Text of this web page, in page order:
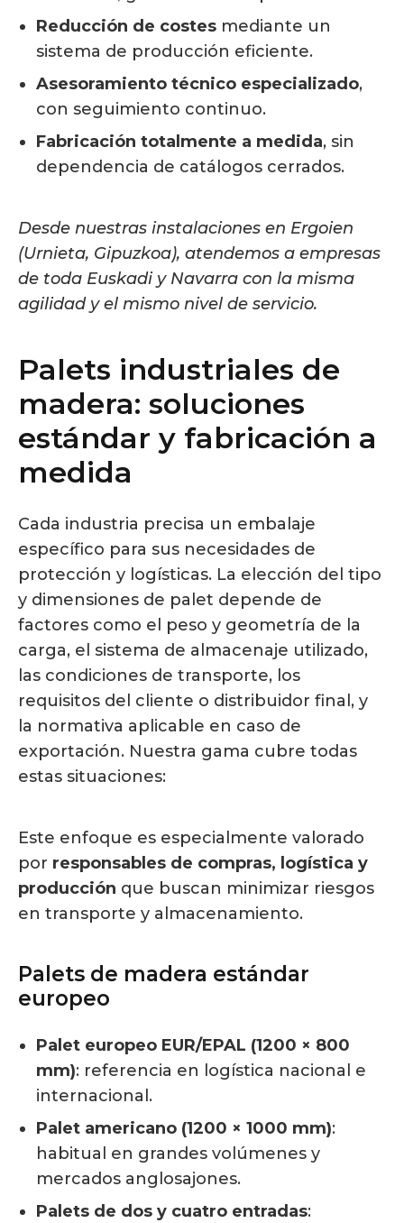
Reducción de costes mediante un
sistema de producción eficiente.
Asesoramiento técnico especializado,
con seguimiento continuo.
Fabricación totalmente a medida, sin
dependencia de catálogos cerrados.
Desde nuestras instalaciones en Ergoien
(Urnieta, Gipuzkoa), atendemos a empresas
de toda Euskadi y Navarra con la misma
agilidad y el mismo nivel de servicio.
Palets industriales de
madera: soluciones
estándar y fabricación a
medida
Cada industria precisa un embalaje
específico para sus necesidades de
protección y logísticas. La elección del tipo
y dimensiones de palet depende de
factores como el peso y geometría de la
carga, el sistema de almacenaje utilizado,
las condiciones de transporte, los
requisitos del cliente o distribuidor final, y
la normativa aplicable en caso de
exportación. Nuestra gama cubre todas
estas situaciones:
Este enfoque es especialmente valorado
por responsables de compras, logística y
producción que buscan minimizar riesgos
en transporte y almacenamiento.
Palets de madera estándar
europeo
Palet europeo EUR/EPAL (1200 × 800
mm): referencia en logística nacional e
internacional.
Palet americano (1200 × 1000 mm):
habitual en grandes volúmenes y
mercados anglosajones.
Palets de dos y cuatro entradas: